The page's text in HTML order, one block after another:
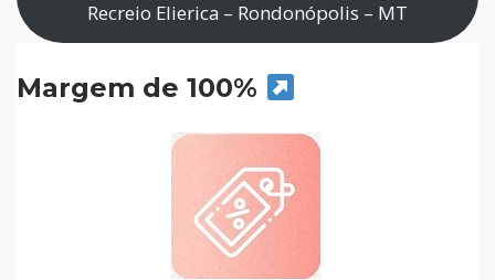
Recreio Elierica – Rondonópolis – MT
Margem de 100%